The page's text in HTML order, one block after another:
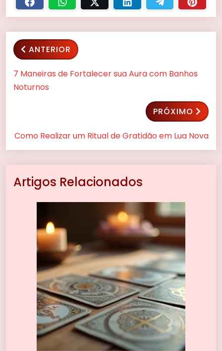
ANTERIOR
7 Maneiras de Fortalecer sua Aura com Banhos
Noturnos
PRÓXIMO
Como Realizar um Ritual de Gratidão em Lua Nova
Artigos Relacionados